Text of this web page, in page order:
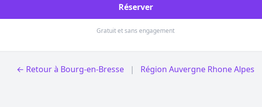
Réserver
Gratuit et sans engagement
← Retour à Bourg-en-Bresse | Région Auvergne Rhone Alpes